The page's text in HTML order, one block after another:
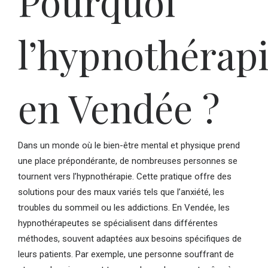
en Vendée ?
Dans un monde où le bien-être mental et physique prend
une place prépondérante, de nombreuses personnes se
tournent vers l’hypnothérapie. Cette pratique offre des
solutions pour des maux variés tels que l’anxiété, les
troubles du sommeil ou les addictions. En Vendée, les
hypnothérapeutes se spécialisent dans différentes
méthodes, souvent adaptées aux besoins spécifiques de
leurs patients. Par exemple, une personne souffrant de